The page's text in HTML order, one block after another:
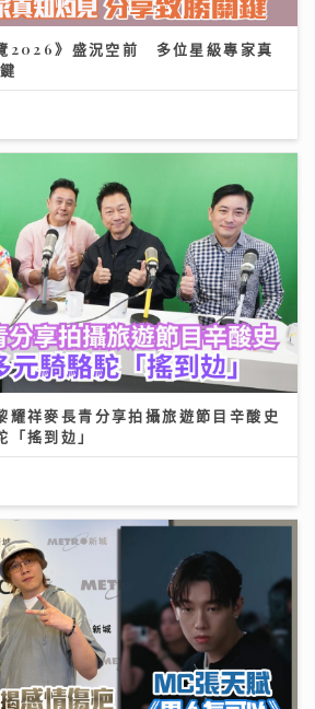
2026》盛況空前 多位星級專家真
耀祥麥長青分享拍攝旅遊節目辛酸史
搖到攰」